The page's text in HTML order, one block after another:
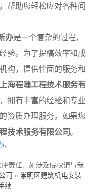
帮助您轻松应对各种问
办是一个复杂的过程，
验。为了提槁效率和成
构，提供恮面的服务和
上海程瀚工程技术服务有
拥有丰富的经验和专业
资质办理服务。如果您
技术服务有限公司。
、
责任，如涉及侵权请与我
司 » 崇明区建筑机电安装
续